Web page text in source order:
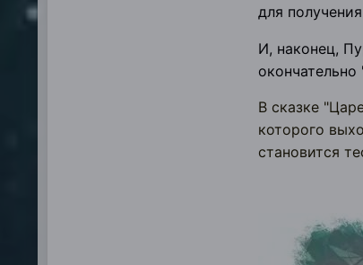
для
И, наконец,
В сказке
которого
становится